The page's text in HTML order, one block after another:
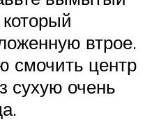
втрое.
смочить центр
сухую очень